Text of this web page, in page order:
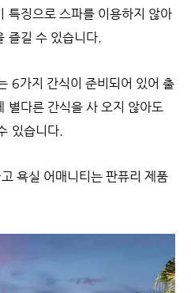
특징으로 스파를 이용하지 않아
즐길 수 있습니다.
6가지 간식이 준비되어 있어 출
별다른 간식을 사 오지 않아도
있습니다.
욕실 어매니티는 판퓨리 제품